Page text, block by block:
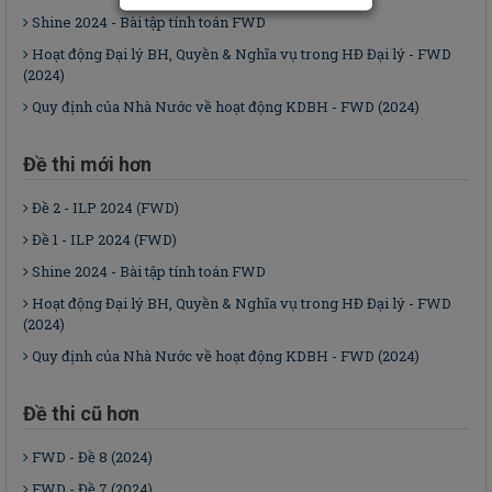
Shine 2024 - Bài tập tính toán FWD
Hoạt động Đại lý BH, Quyền & Nghĩa vụ trong HĐ Đại lý - FWD
(2024)
Quy định của Nhà Nước về hoạt động KDBH - FWD (2024)
Đề thi mới hơn
Đề 2 - ILP 2024 (FWD)
Đề 1 - ILP 2024 (FWD)
Shine 2024 - Bài tập tính toán FWD
Hoạt động Đại lý BH, Quyền & Nghĩa vụ trong HĐ Đại lý - FWD
(2024)
Quy định của Nhà Nước về hoạt động KDBH - FWD (2024)
Đề thi cũ hơn
FWD - Đề 8 (2024)